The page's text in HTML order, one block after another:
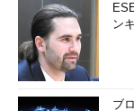
ン
ブ